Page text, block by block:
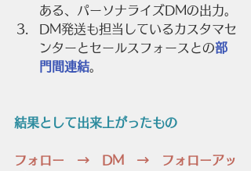
ある、パーソナライズDMの出力。
DM発送も担当しているカスタマセ
ンターとセールスフォースとの部
門間連結。
結果として出来上がったもの
フォロー　→　DM　→　フォローアッ